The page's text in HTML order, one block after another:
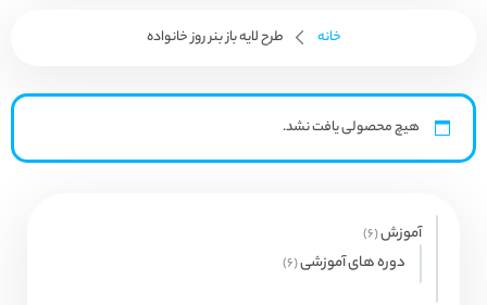
خانه طرح لایه باز بنر روز خانواده
هیچ محصولی یافت نشد.
آموزش 6
6
محصول
دوره های آموزشی 6
6